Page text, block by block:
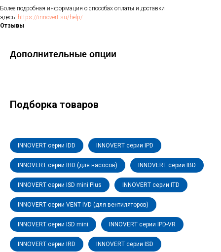
Более подробная информация о способах оплаты и доставки
здесь: https://innovert.su/help/
Отзывы
Дополнительные опции
Подборка товаров
INNOVERT серии IDD INNOVERT серии IPD
INNOVERT серии IHD (для насосов) INNOVERT серии IBD
INNOVERT серии ISD mini Plus INNOVERT серии ITD
INNOVERT серии VENT IVD (для вентиляторов)
INNOVERT серии ISD mini INNOVERT серии IPD-VR
INNOVERT серии IRD INNOVERT серии ISD